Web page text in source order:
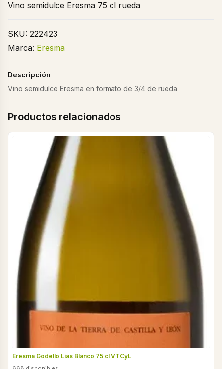
Vino semidulce Eresma 75 cl rueda
SKU: 222423
Marca: Eresma
Descripción
Vino semidulce Eresma en formato de 3/4 de rueda
Productos relacionados
Eresma Godello Lias Blanco 75 cl VTCyL